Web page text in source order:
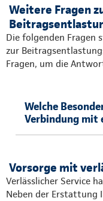
Weitere Fragen
Die folgenden Fragen
zur
Fragen, um die
Welche
Verbindung mit
Vorsorge mit
Verlässlicher Service
Neben der Erstattung